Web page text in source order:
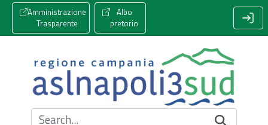
Amministrazione
Trasparente
Albo
pretorio
Cerca nel sito